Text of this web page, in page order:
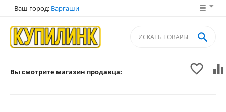
Ваш город: Варгаши
 

Вы смотрите магазин продавца: